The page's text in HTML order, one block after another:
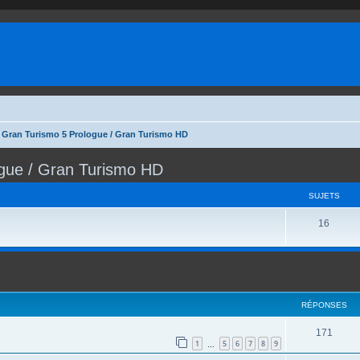
Turismo 5 Prologue / Gran Turismo HD
/ Gran Turismo HD
SUJETS
16
t
s
RÉPONSES
1 5 6 7 8 9
171
é